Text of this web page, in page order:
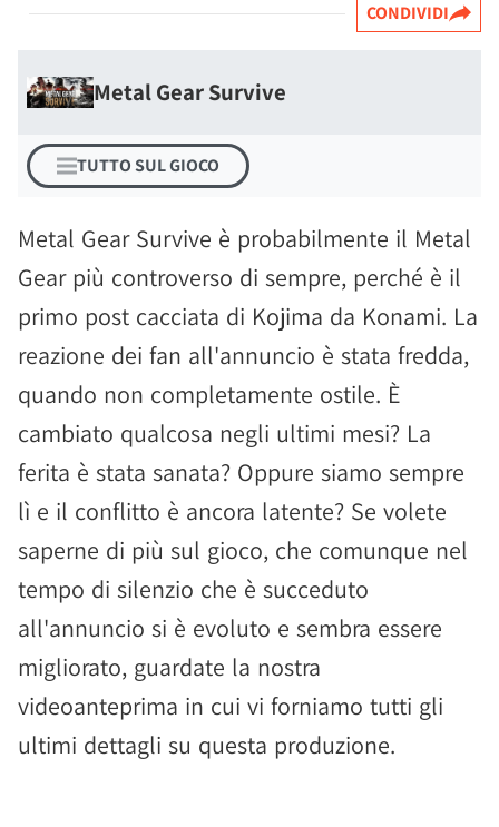
CONDIVIDI
Metal Gear Survive
TUTTO SUL GIOCO
Metal Gear Survive è probabilmente il Metal
Gear più controverso di sempre, perché è il
primo post cacciata di Kojima da Konami. La
reazione dei fan all'annuncio è stata fredda,
quando non completamente ostile. È
cambiato qualcosa negli ultimi mesi? La
ferita è stata sanata? Oppure siamo sempre
lì e il conflitto è ancora latente? Se volete
saperne di più sul gioco, che comunque nel
tempo di silenzio che è succeduto
all'annuncio si è evoluto e sembra essere
migliorato, guardate la nostra
videoanteprima in cui vi forniamo tutti gli
ultimi dettagli su questa produzione.